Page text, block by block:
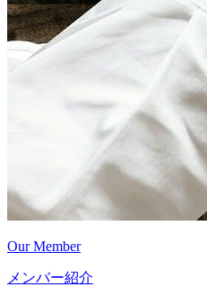
Our Member
メンバー紹介